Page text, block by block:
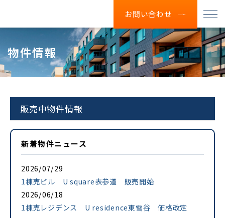
お問い合わせ
物件情報
販売中物件情報
新着物件ニュース
2026/07/29
1棟売ビル U square表参道 販売開始
2026/06/18
1棟売レジデンス U residence東雪谷 価格改定